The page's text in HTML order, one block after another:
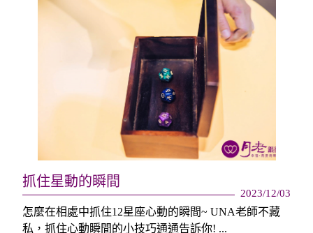
抓住星動的瞬間
2023/12/03
怎麼在相處中抓住12星座心動的瞬間~ UNA老師不藏
私，抓住心動瞬間的小技巧通通告訴你! ...